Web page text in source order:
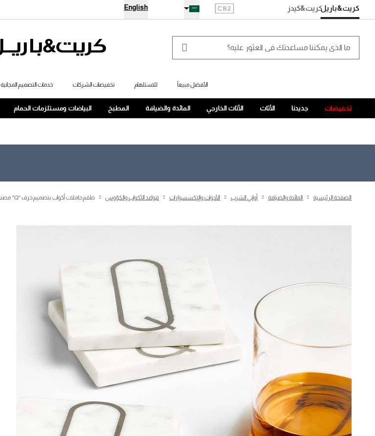
English
الأفضل مبيعاً للاستلهام تخفيضات الشركات خدمات التصميم المجانية
كريت&باريلكريت&كيدز
تخفيضات جديدنا الأثاث الأثاث الخارجي المائدة والضيافة المطبخ البياضات ومستلزمات الحمام
الصفحة الرئيسية المائدة والضيافة أواني الشرب الأدوات والإكسسوارات قواعد الأكواب والكؤوس طقم حاملات أكواب بتصميم حرف "Q" مصنوعة من الرخام مكون من 4 قطع